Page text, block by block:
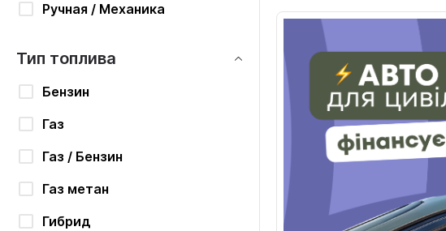
Ручная / Механика
Тип топлива
Бензин
Газ
Газ / Бензин
Газ метан
Гибрид